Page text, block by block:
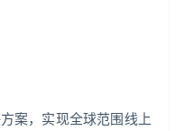
案，实现全球范围线上